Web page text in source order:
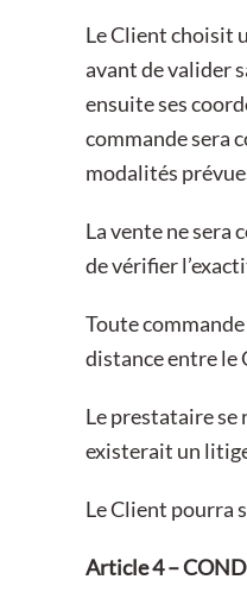
Le Client choisit
avant de valider
ensuite ses
commande sera
modalités
La vente ne sera
de vérifier
Toute
distance entre le
Le prestataire se
existerait un
Le Client pourra
Article 4 –